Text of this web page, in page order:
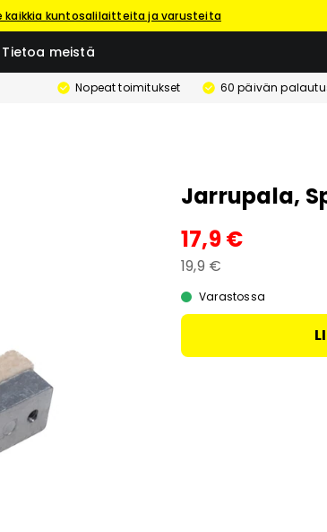
kaikkia kuntosalilaitteita ja varusteita
Tietoa meistä
Nopeat toimitukset 60 päivän
Jarrupala,
17,9 €
19,9 €
Varastossa